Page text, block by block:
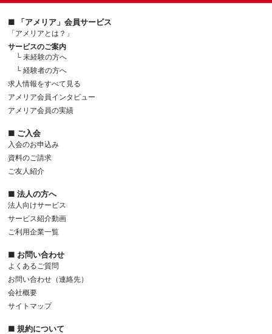
■ 「アメリア」会員サービス
「アメリアとは？」
サービスのご案内
└ 未経験の方へ
└ 経験者の方へ
求人情報をすべて見る
アメリア会員インタビュー
アメリア会員の実績
■ ご入会
入会のお申込み
資料のご請求
ご友人紹介
■ 法人の方へ
法人向けサービス
サービス紹介動画
ご利用企業一覧
■ お問い合わせ
よくあるご質問
お問い合わせ（連絡先）
会社概要
サイトマップ
■ 規約について